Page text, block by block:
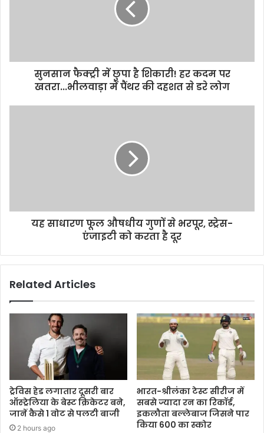
सुनसान फैक्ट्री में छुपा है शिकारी! हर कदम पर
खतरा...भीलवाड़ा में पैंथर की दहशत से डरे लोग
यह साधारण फूल औषधीय गुणों से भरपूर, स्ट्रेस-
एंजाइटी को करता है दूर
Related Articles
ट्रेविस हेड लगातार दूसरी बार
ऑस्ट्रेलिया के बेस्ट क्रिकेटर बने,
जानें कैसे 1 वोट से पलटी बाजी
2 hours ago
भारत-श्रीलंका टेस्ट सीरीज में
सबसे ज्यादा रन का रिकॉर्ड,
इकलौता बल्लेबाज जिसने पार
किया 600 का स्कोर